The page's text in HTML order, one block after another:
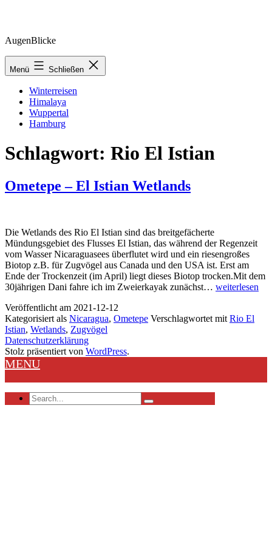
Zum
springen
AugenBlicke
Menü Schließen
Winterreisen
Himalaya
Wuppertal
Hamburg
Schlagwort: Rio El Istian
Ometepe – El Istian Wetlands
Die Wetlands des Rio El Istian sind das breitgefächerte
Mündungsgebiet des Flusses El Istian, das während der Regenzeit
vom Wasser Nicaraguasees überflutet wird und ein riesengroßes
Biotop z.B. für Zugvögel aus Canada und den USA ist. Erst am
Ende der Trockenzeit (im April) liegt dieses Biotop trocken.Mit dem
30jährigen Dani fahre ich im Zweierkayak zunächst… Ometepe
Istian
weiterlesen
Veröffentlicht am 2021-12-12
Kategorisiert als Nicaragua, Ometepe Verschlagwortet mit Rio El
Istian, Wetlands, Zugvögel
Datenschutzerklärung
Stolz präsentiert von WordPress.
MENU
Search